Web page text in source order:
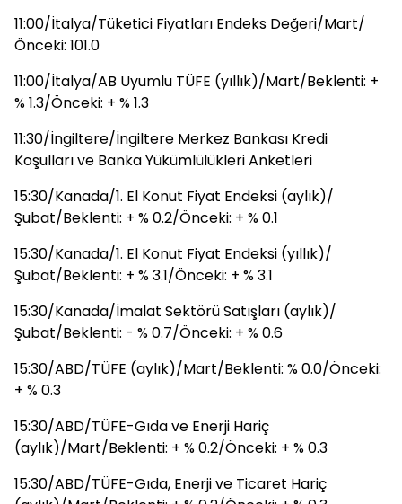
11:00/İtalya/Tüketici Fiyatları Endeks Değeri/Mart/
Önceki: 101.0
11:00/İtalya/AB Uyumlu TÜFE (yıllık)/Mart/Beklenti: +
% 1.3/Önceki: + % 1.3
11:30/İngiltere/İngiltere Merkez Bankası Kredi
Koşulları ve Banka Yükümlülükleri Anketleri
15:30/Kanada/1. El Konut Fiyat Endeksi (aylık)/
Şubat/Beklenti: + % 0.2/Önceki: + % 0.1
15:30/Kanada/1. El Konut Fiyat Endeksi (yıllık)/
Şubat/Beklenti: + % 3.1/Önceki: + % 3.1
15:30/Kanada/İmalat Sektörü Satışları (aylık)/
Şubat/Beklenti: - % 0.7/Önceki: + % 0.6
15:30/ABD/TÜFE (aylık)/Mart/Beklenti: % 0.0/Önceki:
+ % 0.3
15:30/ABD/TÜFE-Gıda ve Enerji Hariç
(aylık)/Mart/Beklenti: + % 0.2/Önceki: + % 0.3
15:30/ABD/TÜFE-Gıda, Enerji ve Ticaret Hariç